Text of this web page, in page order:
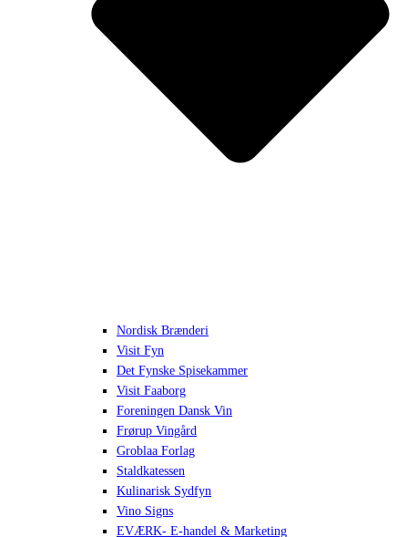
Nordisk Brænderi
Visit Fyn
Det Fynske Spisekammer
Visit Faaborg
Foreningen Dansk Vin
Frørup Vingård
Groblaa Forlag
Staldkatessen
Kulinarisk Sydfyn
Vino Signs
EVÆRK- E-handel & Marketing